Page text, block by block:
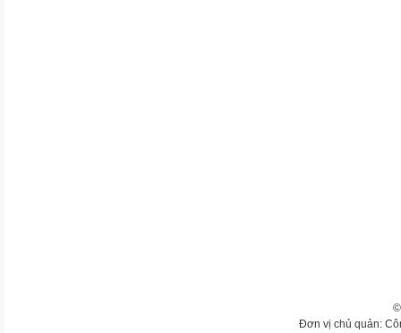
Đơn vị chủ quản: